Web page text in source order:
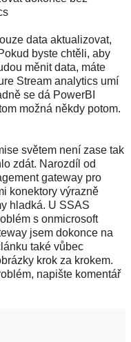
data aktualizovat,
byste chtěli, aby
měnit data, máte
Stream analytics umí
se dá PowerBI
možná někdy potom.
světem není zase tak
zdát. Narozdíl od
gateway pro
konektory výrazně
hladká. U SSAS
s onmicrosoft
jsem dokonce na
také vůbec
krok za krokem.
napište komentář